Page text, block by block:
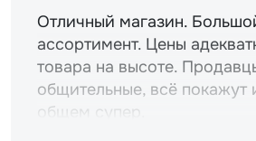
Отличный магазин.
ассортимент. Цены
товара на высоте.
общительные, всё покажут
общем супер.